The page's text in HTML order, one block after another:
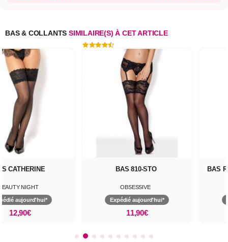
BAS & COLLANTS SIMILAIRE(S) À CET ARTICLE
CATHERINE
NIGHT
aujourd'hui*
12,90€
BAS 810-STO
OBSESSIVE
Expédié aujourd'hui*
11,90€
BAS